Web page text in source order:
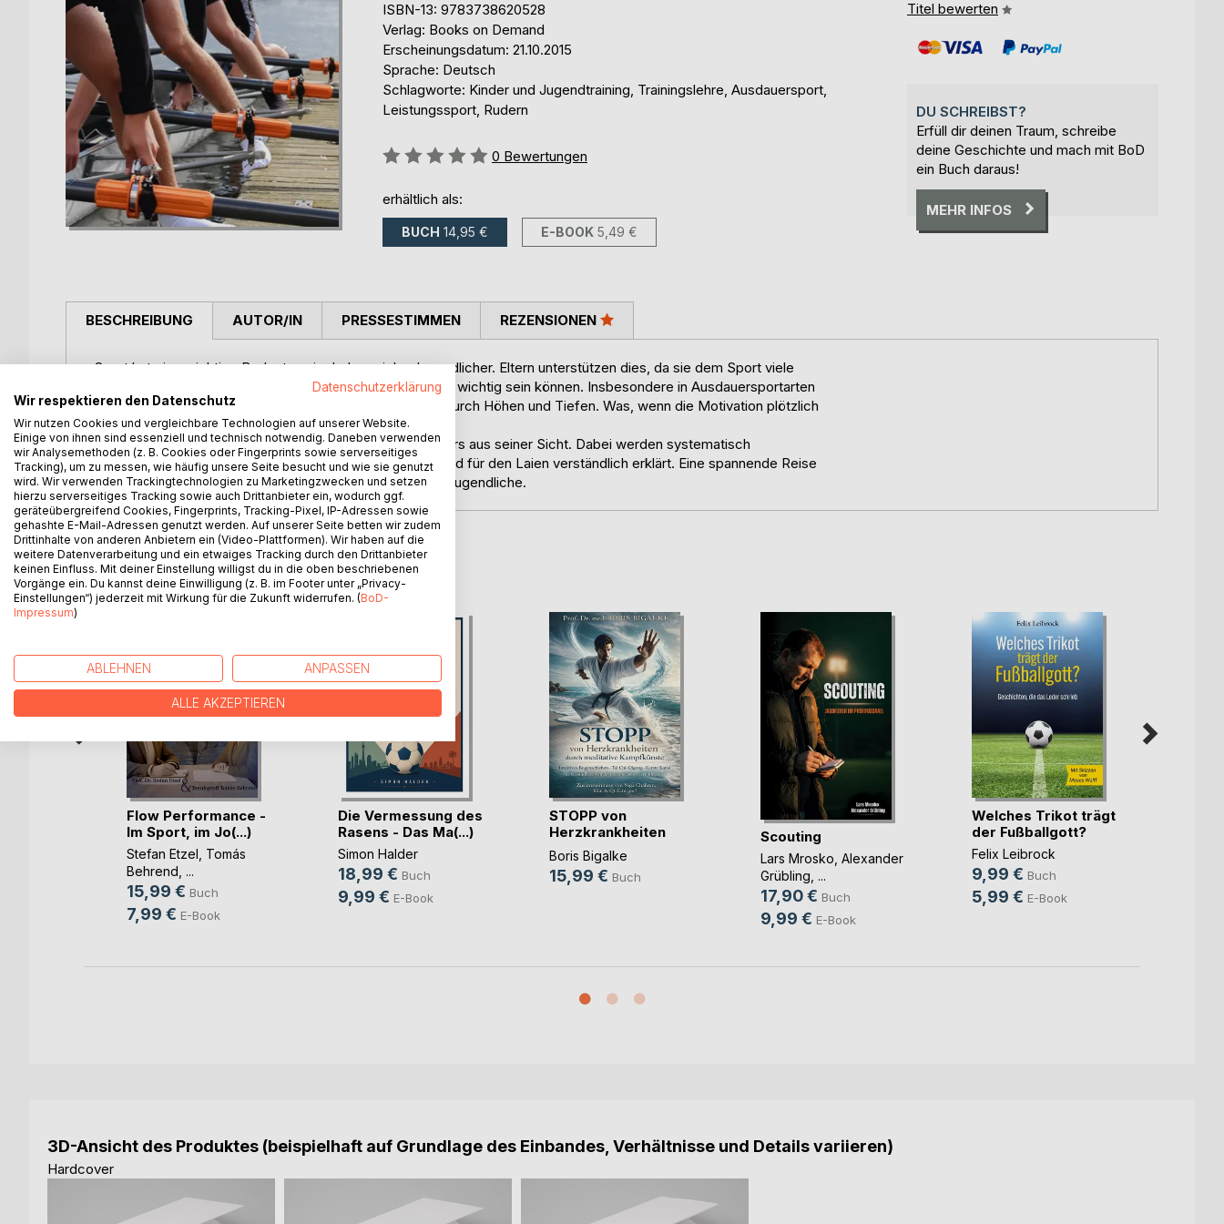
ISBN-13: 9783738620528
Verlag: Books on Demand
Erscheinungsdatum: 21.10.2015
Sprache: Deutsch
Schlagworte: Kinder und Jugendtraining, Trainingslehre, Ausdauersport,
Leistungssport, Rudern
Bewertung::
0 Bewertungen
erhältlich als:
BUCH 14,95 € E-BOOK 5,49 €
Titel bewerten
DU SCHREIBST?
Erfüll dir deinen Traum, schreibe
deine Geschichte und mach mit BoD
ein Buch daraus!
MEHR INFOS
BESCHREIBUNG
Sport hat eine wichtige Bedeutung im Leben vieler Jugendlicher. Eltern unterstützen dies, da sie dem Sport viele
Attribute zuschreiben, die den Kindern im späteren Leben wichtig sein können. Insbesondere in Ausdauersportarten
wie Rudern, Laufen oder Skilanglauf gehen Jugendliche durch Höhen und Tiefen. Was, wenn die Motivation plötzlich
weg ist?
Das Buch beschreibt das Leben eines 14-jährigen Sportlers aus seiner Sicht. Dabei werden systematisch
trainingswissenschaftliche Themenblöcke aufgegriffen und für den Laien verständlich erklärt. Eine spannende Reise
im Leben eines jungen Sportlers. Ein Buch für Eltern und Jugendliche.
AUTOR/IN PRESSESTIMMEN REZENSIONEN
WEITERE TITEL BEIBoD
Flow Performance -
Im Sport, im Jo(...)
Stefan Etzel Tomás
Behrend , ...
15,99 € Buch
7,99 € E-Book
Die Vermessung des
Rasens - Das Ma(...)
Simon Halder
18,99 € Buch
9,99 € E-Book
STOPP von
Herzkrankheiten
durch me(...)
Boris Bigalke
15,99 € Buch
Scouting
Lars Mrosko Alexander
Grübling , ...
17,90 € Buch
9,99 € E-Book
Welches Trikot trägt
der Fußballgott?
Felix Leibrock
9,99 € Buch
5,99 € E-Book
3D-Ansicht des Produktes (beispielhaft auf Grundlage des Einbandes, Verhältnisse und Details variieren)
Hardcover
Datenschutzerklärung
Wir respektieren den Datenschutz
Wir nutzen Cookies und vergleichbare Technologien auf unserer Website.
Einige von ihnen sind essenziell und technisch notwendig. Daneben verwenden
wir Analysemethoden (z. B. Cookies oder Fingerprints sowie serverseitiges
Tracking), um zu messen, wie häufig unsere Seite besucht und wie sie genutzt
wird. Wir verwenden Trackingtechnologien zu Marketingzwecken und setzen
hierzu serverseitiges Tracking sowie auch Drittanbieter ein, wodurch ggf.
geräteübergreifend Cookies, Fingerprints, Tracking-Pixel, IP-Adressen sowie
gehashte E-Mail-Adressen genutzt werden. Auf unserer Seite betten wir zudem
Drittinhalte von anderen Anbietern ein (Video-Plattformen). Wir haben auf die
weitere Datenverarbeitung und ein etwaiges Tracking durch den Drittanbieter
keinen Einfluss. Mit deiner Einstellung willigst du in die oben beschriebenen
Vorgänge ein. Du kannst deine Einwilligung (z. B. im Footer unter „Privacy-
Einstellungen“) jederzeit mit Wirkung für die Zukunft widerrufen. (BoD-
Impressum)
ABLEHNEN ANPASSEN
ALLE AKZEPTIEREN